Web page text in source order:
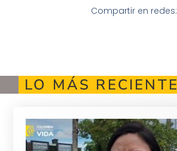
Compartir en redes:
LO MÁS RECIENTE